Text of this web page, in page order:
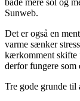
både mere sol og
Sunweb.
Det er også en
varme sænker
kærkomment skifte
derfor fungere som
Tre gode grunde til